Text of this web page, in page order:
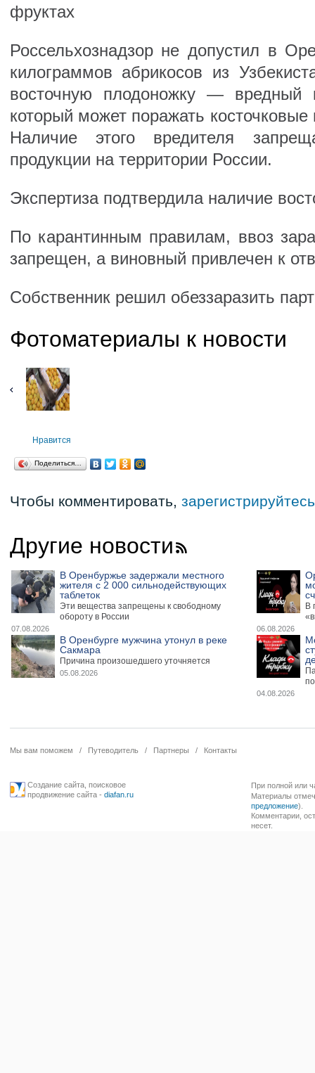
фруктах
Россельхознадзор не допустил в
килограммов абрикосов из
восточную плодоножку — вредный
который может поражать
Наличие этого вредителя
продукции на территории России.
Экспертиза подтвердила наличие
По карантинным правилам, ввоз
запрещен, а виновный привлечен к
Собственник решил обеззаразить
Фотоматериалы к новости
Нравится
Поделиться…
Чтобы комментировать, зарегистрируйтесь
Другие новости
В Оренбуржье задержали местного
жителя с 2 000 сильнодействующих
таблеток
Эти вещества запрещены к свободному
обороту в России
07.08.2026
В
06.08.2026
В Оренбурге мужчина утонул в реке
Сакмара
Причина произошедшего уточняется
05.08.2026
04.08.2026
Мы вам поможем / Путеводитель / Партнеры / Контакты
Создание сайта, поисковое
продвижение сайта- diafan.ru
При полной или
Материалы
предложение).
Комментарии,
несет.